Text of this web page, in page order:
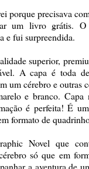
porque precisava
um livro grátis.
e fui surpreendida.
superior,
A capa é toda
um cérebro e outras
e branco.
é perfeita! É
formato de
Novel que
só que em
a aventura de